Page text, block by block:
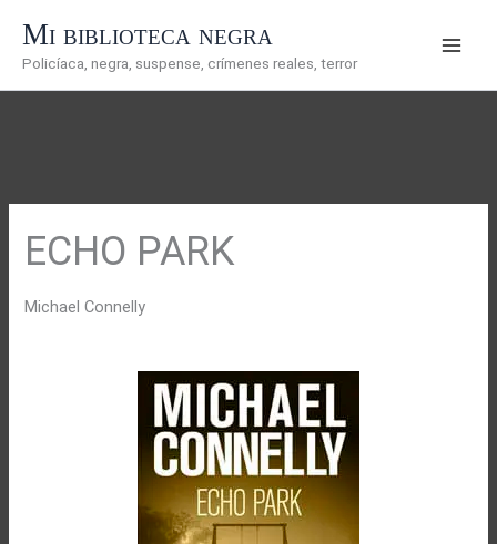
contenido
Mi biblioteca negra
Policíaca, negra, suspense, crímenes reales, terror
ECHO PARK
Michael Connelly